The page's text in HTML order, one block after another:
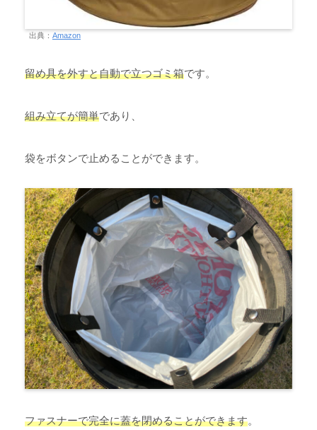
出典： Amazon
留め具を外すと自動で立つゴミ箱です。
組み立てが簡単であり、
袋をボタンで止めることができます。
ファスナーで完全に蓋を閉めることができます。